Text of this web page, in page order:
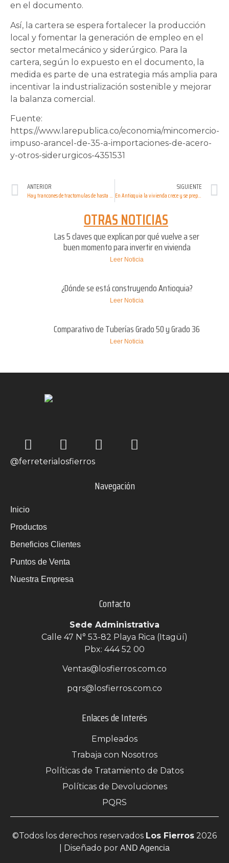
en el documento.
Así, la cartera se espera fortalecer la producción
local y fomentar la generación de empleo en el
sector metalmecánico y siderúrgico. Para la
cartera, según lo expuesto en el documento, la
medida es parte de una estrategia más amplia para
incentivar la industrialización sostenible y mejorar
la balanza comercial.
Fuente:
https://www.larepublica.co/economia/mincomercio-
impuso-arancel-de-35-a-importaciones-de-acero-
y-otros-siderurgicos-4351531
ANTERIOR
Hay trancones de tractomulas de hasta 25 km para entrar al Puerto de Buenaventura
SIGUIENTE
En Antioquia la vivienda crece y se prepara para un 2026 de retos
OTRAS NOTICIAS
Las 5 claves que explican por qué vuelve a ser
buen momento para invertir en vivienda
Leer Noticia
¿Dónde se está construyendo Antioquia?
Leer Noticia
Comparativo de Tuberías Grado 50 y Grado 36
Leer Noticia
@ferreterialosfierros
Navegación
Inicio
Productos
Beneficios Clientes
Puntos de Venta
Nuestra Empresa
Contacto
Sede Administrativa
Calle 47 N° 53-82 Playa Rica (Itagüí)
Pbx: 444 52 00
Ventas@losfierros.com.co
pqrs@losfierros.com.co
Enlaces de Interés
Empleados
Trabaja con Nosotros
Políticas de Tratamiento de Datos
Políticas de Devoluciones
PQRS
©Todos los derechos reservados Los Fierros 2026
| Diseñado por AND Agencia